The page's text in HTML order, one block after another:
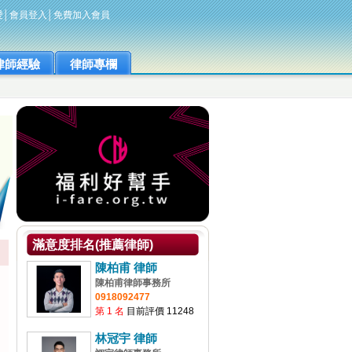
│會員登入│免費加入會員
師經驗 律師專欄
滿意度排名(推薦律師)
陳柏甫 律師
陳柏甫律師事務所
0918092477
第 1 名 目前評價 11248
林冠宇 律師